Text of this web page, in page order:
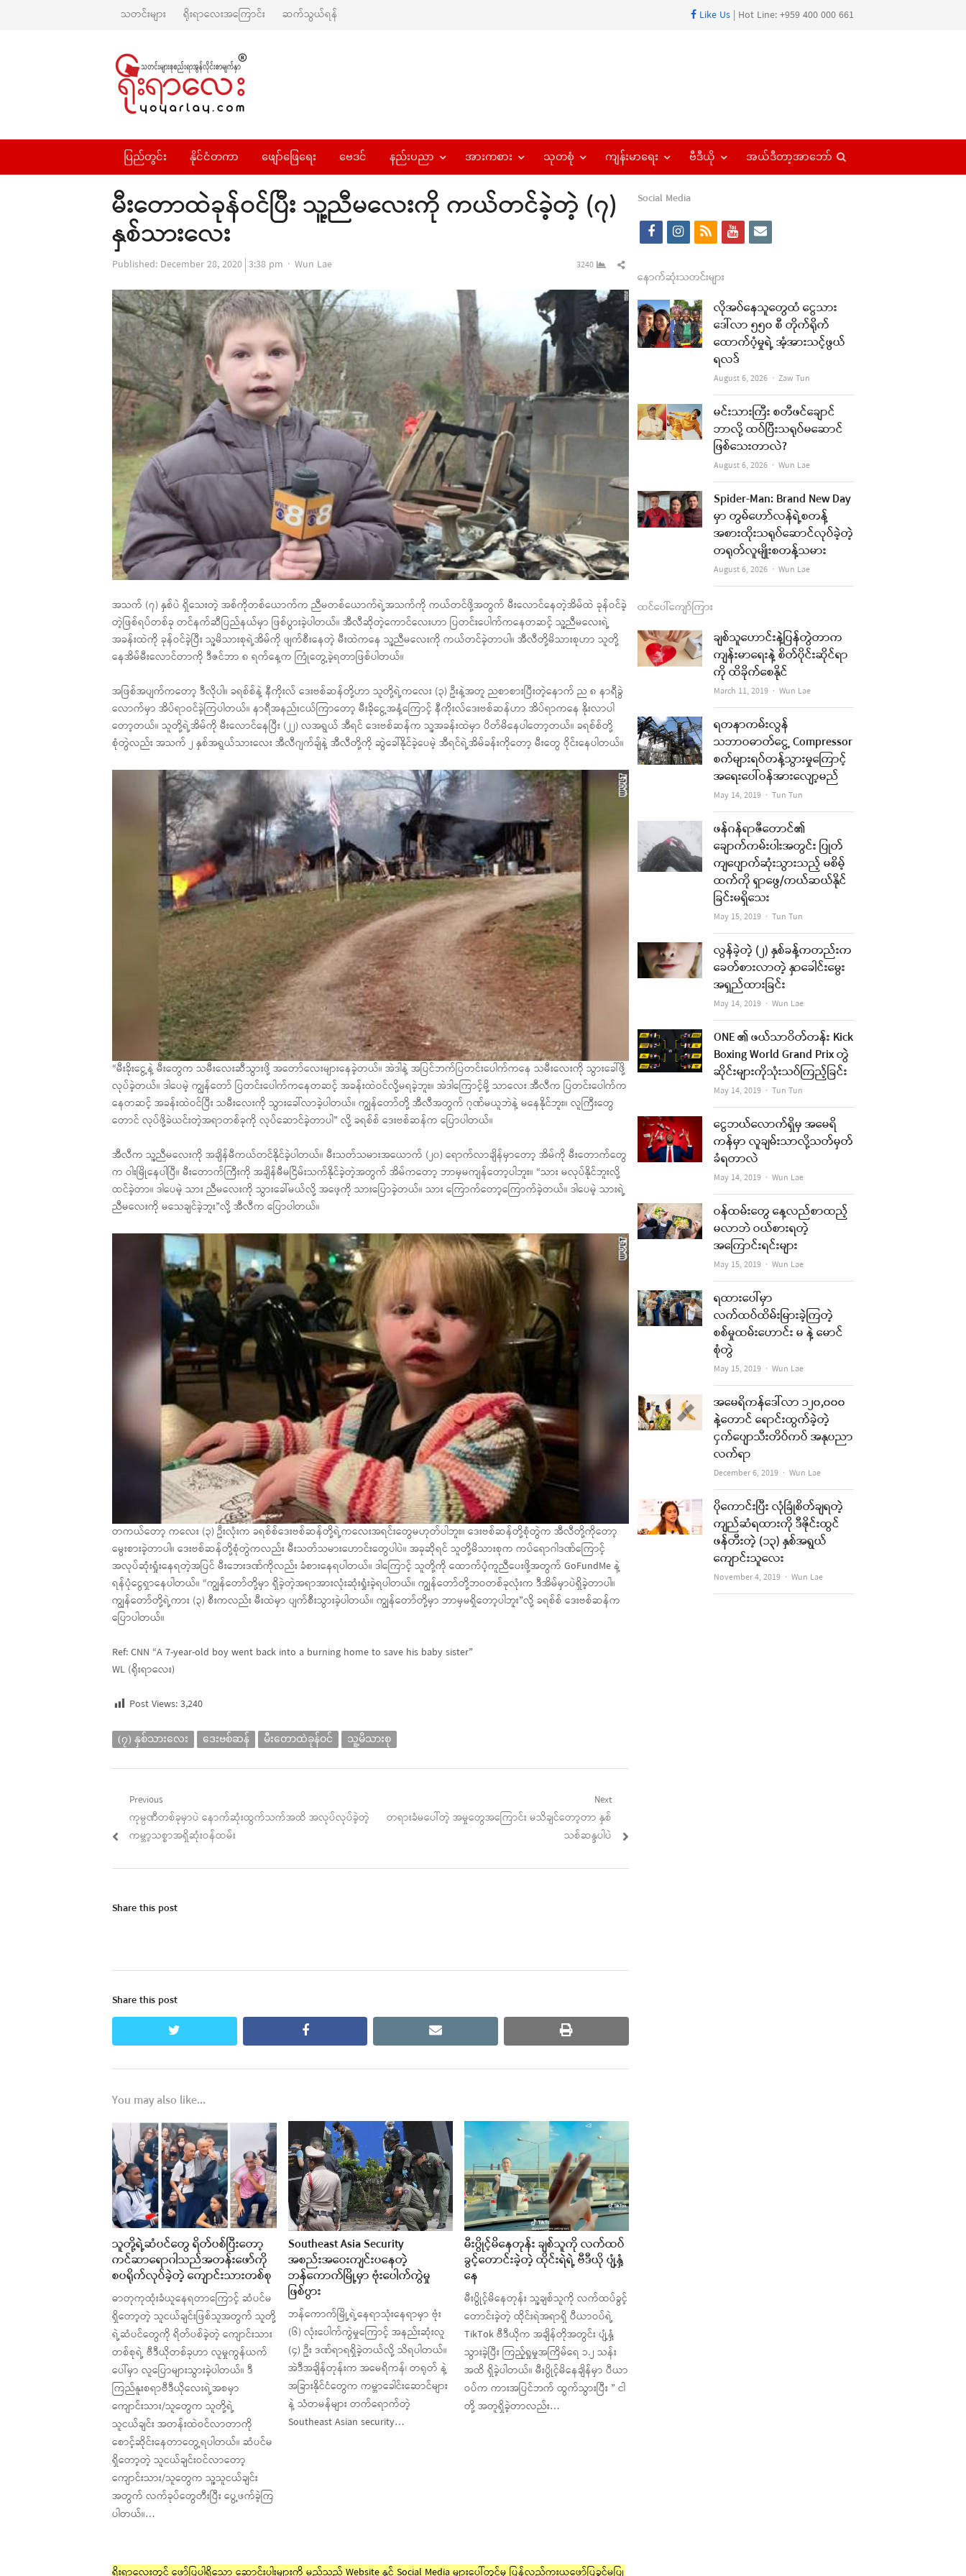
သတင်းများ ရိုးရာလေးအကြောင်း ဆက်သွယ်ရန် Like Us | Hot Line: +959 400 000 661
ပြည်တွင်း နိုင်ငံတကာ ဖျော်ဖြေရေး ဗေဒင် နည်းပညာ အားကစား သုတစုံ ကျန်းမာရေး ဗီဒီယို အယ်ဒီတာ့အာဘော်
မီးတောထဲခုန်ဝင်ပြီး သူ့ညီမလေးကို ကယ်တင်ခဲ့တဲ့ (၇)
နှစ်သားလေး
Published: December 28, 2020 3:38 pm Author
Wun Lae 3240
Share
this
post
အသက် (၇) နှစ်ပဲ ရှိသေးတဲ့ အစ်ကိုတစ်ယောက်က ညီမတစ်ယောက်ရဲ့အသက်ကို ကယ်တင်ဖို့အတွက် မီးလောင်နေတဲ့အိမ်ထဲ ခုန်ဝင်ခဲ့
တဲ့ဖြစ်ရပ်တစ်ခု တင်နက်ဆီပြည်နယ်မှာ ဖြစ်ပွားခဲ့ပါတယ်။ အီလီဆိုတဲ့ကောင်လေးဟာ ပြတင်းပေါက်ကနေတဆင့် သူ့ညီမလေးရဲ့
အခန်းထဲကို ခုန်ဝင်ခဲ့ပြီး သူ့မိသားစုရဲ့အိမ်ကို ဖျက်စီးနေတဲ့ မီးထဲကနေ သူ့ညီမလေးကို ကယ်တင်ခဲ့တာပါ။ အီလီတို့မိသားစုဟာ သူတို့
နေအိမ်မီးလောင်တာကို ဒီဇင်ဘာ ၈ ရက်နေ့က ကြုံတွေ့ခဲ့ရတာဖြစ်ပါတယ်။
အဖြစ်အပျက်ကတော့ ဒီလိုပါ။ ခရစ်စ်နဲ့ နီကိုးလ် ဒေးဗစ်ဆန်တို့ဟာ သူတို့ရဲ့ကလေး (၃) ဦးနဲ့အတူ ညစာစားပြီးတဲ့နောက် ည ၈ နာရီခွဲ
လောက်မှာ အိပ်ရာဝင်ခဲ့ကြပါတယ်။ နာရီအနည်းငယ်ကြာတော့ မီးခိုငွေ့အနံ့ကြောင့် နီကိုးလ်ဒေးဗစ်ဆန်ဟာ အိပ်ရာကနေ နိုးလာပါ
တော့တယ်။ သူတို့ရဲ့အိမ်ကို မီးလောင်နေပြီး (၂၂) လအရွယ် အီရင် ဒေးဗစ်ဆန်က သူ့အခန်းထဲမှာ ပိတ်မိနေပါတော့တယ်။ ခရစ်စ်တို့
စုံတွဲလည်း အသက် ၂ နှစ်အရွယ်သားလေး အီလီဂျက်ချ်နဲ့ အီလီတို့ကို ဆွဲခေါ်နိုင်ခဲ့ပေမဲ့ အီရင်ရဲ့အိမ်ခန်းကိုတော့ မီးတွေ ဝိုင်းနေပါတယ်။
“မီးခိုးငွေ့နဲ့ မီးတွေက သမီးလေးဆီသွားဖို့ အတော်လေးများနေခဲ့တယ်။ အဲဒါနဲ့ အပြင်ဘက်ပြတင်းပေါက်ကနေ သမီးလေးကို သွားခေါ်ဖို့
လုပ်ခဲ့တယ်။ ဒါပေမဲ့ ကျွန်တော် ပြတင်းပေါက်ကနေတဆင့် အခန်းထဲဝင်လို့မရခဲ့ဘူး။ အဲဒါကြောင့်မို့ သာလေး အီလီက ပြတင်းပေါက်က
နေတဆင့် အခန်းထဲဝင်ပြီး သမီးလေးကို သွားခေါ်လာခဲ့ပါတယ်။ ကျွန်တော်တို့ အီလီအတွက် ဂုဏ်မယူဘဲနဲ့ မနေနိုင်ဘူး။ လူကြီးတွေ
တောင် လုပ်ဖို့ခဲယင်းတဲ့အရာတစ်ခုကို လုပ်ဆောင်ခဲ့တာပါ” လို့ ခရစ်စ် ဒေးဗစ်ဆန်က ပြောပါတယ်။
အီလီက သူ့ညီမလေးကို အချိန်မီကယ်တင်နိုင်ခဲ့ပါတယ်။ မီးသတ်သမားအယောက် (၂၀) ရောက်လာချိန်မှာတော့ အိမ်ကို မီးတောက်တွေ
က ဝါးမြိုနေပါပြီ။ မီးတောက်ကြီးကို အချိန်မီမငြိမ်းသက်နိုင်ခဲ့တဲ့အတွက် အိမ်ကတော့ ဘာမှမကျန်တော့ပါဘူး။ “သား မလုပ်နိုင်ဘူးလို့
ထင်ခဲ့တာ။ ဒါပေမဲ့ သား ညီမလေးကို သွားခေါ်မယ်လို့ အဖေ့ကို သားပြောခဲ့တယ်။ သား ကြောက်တော့ကြောက်ခဲ့တယ်။ ဒါပေမဲ့ သားရဲ့
ညီမလေးကို မသေချင်ခဲ့ဘူး”လို့ အီလီက ပြောပါတယ်။
တကယ်တော့ ကလေး (၃) ဦးလုံးက ခရစ်စ်ဒေးဗစ်ဆန်တို့ရဲ့ကလေးအရင်းတွေမဟုတ်ပါဘူး။ ဒေးဗစ်ဆန်တို့စုံတွဲက အီလီတို့ကိုတော့
မွေးစားခဲ့တာပါ။ ဒေးဗစ်ဆန်တို့စုံတွဲကလည်း မီးသတ်သမားဟောင်းတွေပါပဲ။ အခုဆိုရင် သူတို့မိသားစုက ကပ်ရောဂါဒဏ်ကြောင့်
အလုပ်ဆုံးရှုံးနေရတဲ့အပြင် မီးဘေးဒဏ်ကိုလည်း ခံစားနေရပါတယ်။ ဒါကြောင့် သူတို့ကို ထောက်ပံ့ကူညီပေးဖို့အတွက် GoFundMe နဲ့
ရန်ပုံငွေရှာနေပါတယ်။ “ကျွန်တော်တို့မှာ ရှိခဲ့တဲ့အရာအားလုံးဆုံးရှုံးခဲ့ရပါတယ်။ ကျွန်တော်တို့ဘဝတစ်ခုလုံးက ဒီအိမ်မှာပဲရှိခဲ့တာပါ။
ကျွန်တော်တို့ရဲ့ကား (၃) စီးကလည်း မီးထဲမှာ ပျက်စီးသွားခဲ့ပါတယ်။ ကျွန်တော်တို့မှာ ဘာမှမရှိတော့ပါဘူး”လို့ ခရစ်စ် ဒေးဗစ်ဆန်က
ပြောပါတယ်။
Ref: CNN “A 7-year-old boy went back into a burning home to save his baby sister”
WL (ရိုးရာလေး)
Post Views:3,240
(၇) နှစ်သားလေး ဒေးဗစ်ဆန် မီးတောထဲခုန်ဝင် သူ့မိသားစု
Post
navigation
Previous
Previous
post:
ကုမ္ပဏီတစ်ခုမှာပဲ နောက်ဆုံးထွက်သက်အထိ အလုပ်လုပ်ခဲ့တဲ့
ကမ္ဘာ့သစ္စာအရှိဆုံးဝန်ထမ်း
Next
Next
တရားခံမပေါ်တဲ့ အမှုတွေအကြောင်း မသိချင်တော့တာ နှစ်
သစ်ဆန္ဒပါပဲ
Share this post
Share this post
facebook email print
You may also like...
သူတို့ရဲ့ဆံပင်တွေ ရိတ်ပစ်ပြီးတော့
ကင်ဆာရောဂါသည်အတန်းဖော်ကို
စပရိုက်လုပ်ခဲ့တဲ့ ကျောင်းသားတစ်စု
ဓာတုကုထုံးခံယူနေရတာကြောင့် ဆံပင်မ
ရှိတော့တဲ့ သူငယ်ချင်းဖြစ်သူအတွက် သူတို့
ရဲ့ဆံပင်တွေကို ရိတ်ပစ်ခဲ့တဲ့ ကျောင်းသား
တစ်စုရဲ့ ဗီဒီယိုတစ်ခုဟာ လူမှုကွန်ယက်
ပေါ်မှာ လူပြောများသွားခဲ့ပါတယ်။ ဒီ
ကြည်နူးစရာဗီဒီယိုလေးရဲ့အစမှာ
ကျောင်းသား/သူတွေက သူတို့ရဲ့
သူငယ်ချင်း အတန်းထဲဝင်လာတာကို
စောင့်ဆိုင်းနေတာတွေ့ရပါတယ်။ ဆံပင်မ
ရှိတော့တဲ့ သူငယ်ချင်းဝင်လာတော့
ကျောင်းသား/သူတွေက သူ့သူငယ်ချင်း
အတွက် လက်ခုပ်တွေတီးပြီး ပွေ့ဖက်ခဲ့ကြ
ပါတယ်။…
Southeast Asia Security
အစည်းအဝေးကျင်းပနေတဲ့
ဘန်ကောက်မြို့မှာ ဗုံးပေါက်ကွဲမှု
ဖြစ်ပွား
ဘန်ကောက်မြို့ရဲ့နေရာသုံးနေရာမှာ ဗုံး
(၆) လုံးပေါက်ကွဲမှုကြောင့် အနည်းဆုံးလူ
(၄) ဦး ဒဏ်ရာရရှိခဲ့တယ်လို့ သိရပါတယ်။
အဲဒီအချိန်တုန်းက အမေရိကန်၊ တရုတ် နဲ့
အခြားနိုင်ငံတွေက ကမ္ဘာခေါင်းဆောင်များ
နဲ့ သံတမန်များ တက်ရောက်တဲ့
Southeast Asian security…
မီးပွိုင့်မိနေတုန်း ချစ်သူကို လက်ထပ်
ခွင့်တောင်းခဲ့တဲ့ ထိုင်းရဲရဲ့ ဗီဒီယို ပျံ့နှံ့
နေ
မီးပွိုင့်မိနေတုန်း သူ့ချစ်သူကို လက်ထပ်ခွင့်
တောင်းခဲ့တဲ့ ထိုင်းရဲအရာရှိ ပီယာဝပ်ရဲ့
TikTok ဗီဒီယိုက အချိန်တိုအတွင်း ပျံ့နှံ့
သွားခဲ့ပြီး ကြည့်ရှုမှုအကြိမ်ရေ ၁.၂ သန်း
အထိ ရှိခဲ့ပါတယ်။ မီးပွိုင့်မိနေချိန်မှာ ပီယာ
ဝပ်က ကားအပြင်ဘက် ထွက်သွားပြီး ” ငါ
တို့ အတူရှိခဲ့တာလည်း…
ရိုးရာလေးတွင် ဖော်ပြပါရှိသော ဆောင်းပါးများကို မည်သည့် Website နှင့် Social Media များပေါ်တွင်မှ ပြန်လည်ကူးယူဖော်ပြခွင့်မပြု
Social Media
f
c
e
b
o
i
s
t
a
g
m
r
s
y
t
u
b
e
e
i
l
နောက်ဆုံးသတင်းများ
လိုအပ်နေသူတွေထံ ငွေသား
ဒေါ်လာ ၅၅၀ စီ တိုက်ရိုက်
ထောက်ပံ့မှုရဲ့ အံ့အားသင့်ဖွယ်
ရလဒ်
August 6, 2026 Author
Zaw Tun
မင်းသားကြီး စတီဖင်ချောင်
ဘာလို့ ထပ်ပြီးသရုပ်မဆောင်
ဖြစ်သေးတာလဲ?
August 6, 2026 Author
Wun Lae
Spider-Man: Brand New Day
မှာ တွမ်ဟော်လန်ရဲ့စတန့်
အစားထိုးသရုပ်ဆောင်လုပ်ခဲ့တဲ့
တရုတ်လူမျိုးစတန့်သမား
August 6, 2026 Author
Wun Lae
ထင်ပေါ်ကျော်ကြား
ချစ်သူဟောင်းနဲ့ပြန်တွဲတာက
ကျန်းမာရေးနဲ့ စိတ်ပိုင်းဆိုင်ရာ
ကို ထိခိုက်စေနိုင်
March 11, 2019 Author
Wun Lae
ရတနာကမ်းလွန်
သဘာဝဓာတ်ငွေ့ Compressor
စက်များရပ်တန့်သွားမှုကြောင့်
အရေးပေါ်ဝန်အားလျော့မည်
May 14, 2019 Author
Tun Tun
ဖန်ဂန်ရာဇီတောင်၏
ချောက်ကမ်းပါးအတွင်း ပြုတ်
ကျပျောက်ဆုံးသွားသည့် မစိမ့်
ထက်ကို ရှာဖွေ/ကယ်ဆယ်နိုင်
ခြင်းမရှိသေး
May 15, 2019 Author
Tun Tun
လွန်ခဲ့တဲ့ (၂) နှစ်ခန့်ကတည်းက
ခေတ်စားလာတဲ့ နှာခေါင်းမွေး
အရှည်ထားခြင်း
May 14, 2019 Author
Wun Lae
ONE ၏ ဖယ်သာဝိတ်တန်း Kick
Boxing World Grand Prix တွဲ
ဆိုင်းများကိုသုံးသပ်ကြည့်ခြင်း
May 14, 2019 Author
Tun Tun
ငွေဘယ်လောက်ရှိမှ အမေရိ
ကန်မှာ လူချမ်းသာလို့သတ်မှတ်
ခံရတာလဲ
May 14, 2019 Author
Wun Lae
ဝန်ထမ်းတွေ နေ့လည်စာထည့်
မလာဘဲ ဝယ်စားရတဲ့
အကြောင်းရင်းများ
May 15, 2019 Author
Wun Lae
ရထားပေါ်မှာ
လက်ထပ်ထိမ်းမြားခဲ့ကြတဲ့
စစ်မှုထမ်းဟောင်း မ နဲ့ မောင်
စုံတွဲ
May 15, 2019 Author
Wun Lae
အမေရိကန်ဒေါ်လာ ၁၂၀,၀၀၀
နဲ့တောင် ရောင်းထွက်ခဲ့တဲ့
ငှက်ပျောသီးတိပ်ကပ် အနုပညာ
လက်ရာ
December 6, 2019 Author
Wun Lae
ပိုကောင်းပြီး လုံခြုံစိတ်ချရတဲ့
ကျည်ဆံရထားကို ဒီဇိုင်းထွင်
ဖန်တီးတဲ့ (၁၃) နှစ်အရွယ်
ကျောင်းသူလေး
November 4, 2019 Author
Wun Lae